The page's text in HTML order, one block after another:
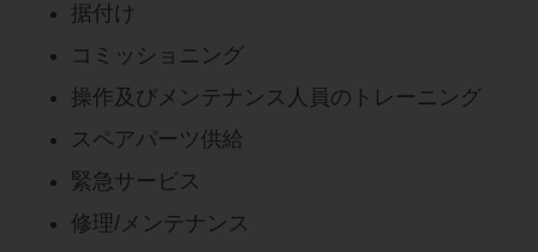
据付け
コミッショニング
操作及びメンテナンス人員のトレーニング
スペアパーツ供給
緊急サービス
修理/メンテナンス